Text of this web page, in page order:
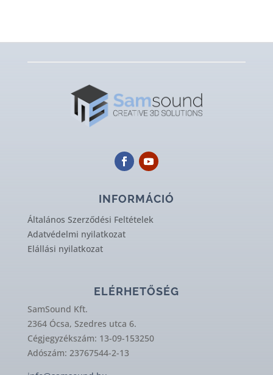
INFORMÁCIÓ
Általános Szerződési Feltételek
Adatvédelmi nyilatkozat
Elállási nyilatkozat
ELÉRHETŐSÉG
SamSound Kft.
2364 Ócsa, Szedres utca 6.
Cégjegyzékszám: 13-09-153250
Adószám: 23767544-2-13